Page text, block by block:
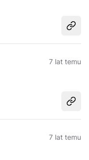
7 lat temu
7 lat temu